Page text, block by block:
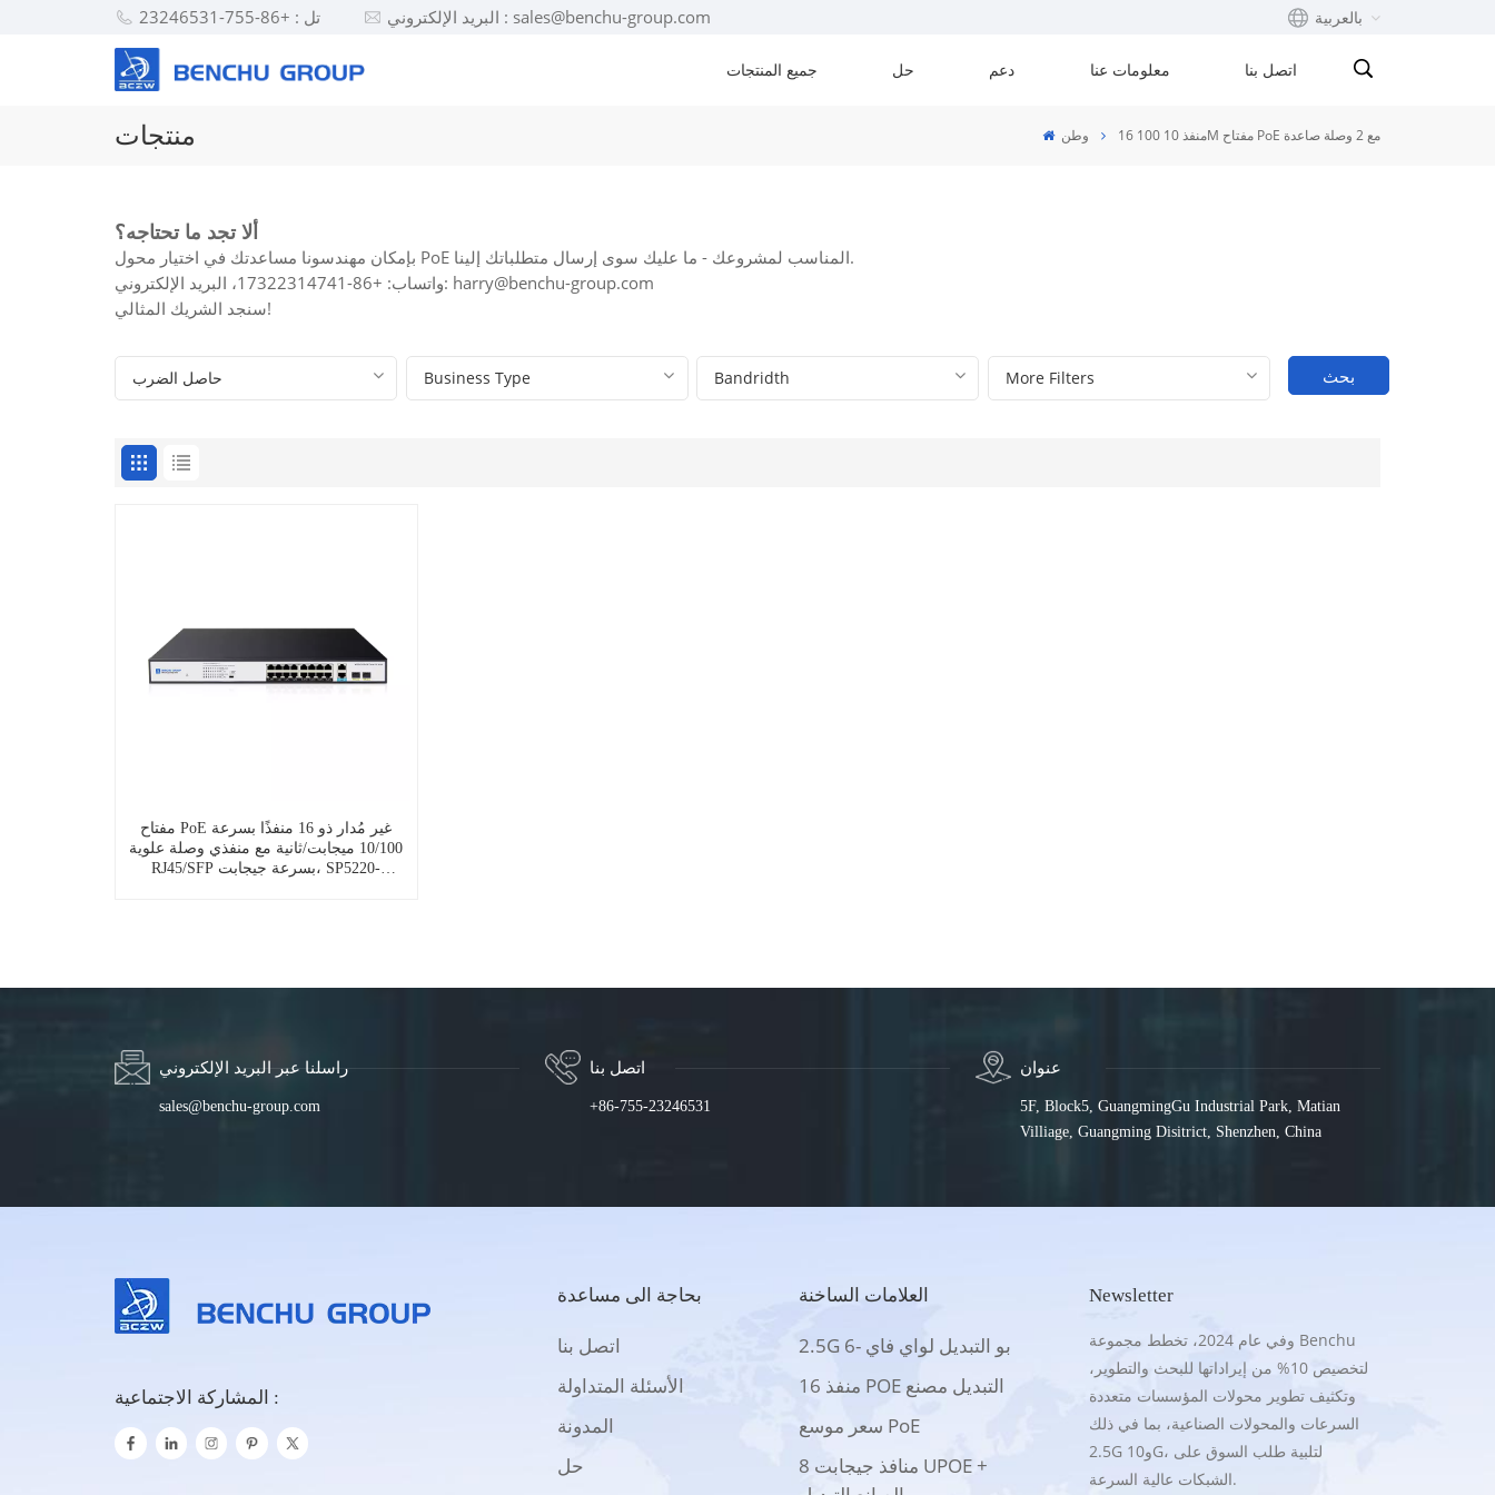
تل : +86-755-23246531 البريد الإلكتروني : sales@benchu-group.com بالعربية
بالعربية
جميع المنتجات حل دعم معلومات عنا اتصل بنا
منتجات وطن 16 منفذ 10 100M مفتاح PoE مع 2 وصلة صاعدة
ألا تجد ما تحتاجه؟
بإمكان مهندسونا مساعدتك في اختيار محول PoE المناسب لمشروعك - ما عليك سوى إرسال متطلباتك إلينا.
واتساب: +86-17322314741، البريد الإلكتروني: harry@benchu-group.com
سنجد الشريك المثالي!
بحث
مفتاح PoE غير مُدار ذو 16 منفذًا بسرعة
10/100 ميجابت/ثانية مع منفذي وصلة علوية
RJ45/SFP بسرعة جيجابت، SP5220-
راسلنا عبر البريد الإلكتروني
sales@benchu-group.com
اتصل بنا
+86-755-23246531
عنوان
5F, Block5, GuangmingGu Industrial Park, Matian
Villiage, Guangming Disitrict, Shenzhen, China
المشاركة الاجتماعية :
بحاجة الى مساعدة
اتصل بنا
الأسئلة المتداولة
المدونة
حل
العلامات الساخنة
2.5G بو التبديل لواي فاي -6
16 منفذ POE التبديل مصنع
سعر موسع PoE
8 منافذ جيجابت UPOE +
Newsletter
وفي عام 2024، تخطط مجموعة Benchu
لتخصيص 10% من إيراداتها للبحث والتطوير،
وتكثيف تطوير محولات المؤسسات متعددة
السرعات والمحولات الصناعية، بما في ذلك
2.5G و10G، لتلبية طلب السوق على
الشبكات عالية السرعة.